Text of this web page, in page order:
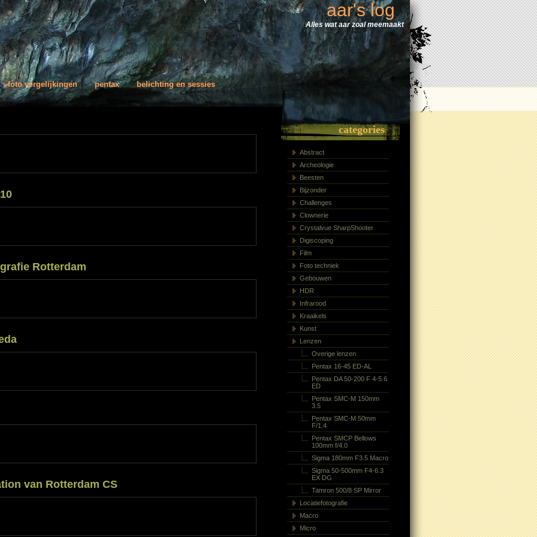
aar's log
Alles wat aar zoal meemaakt
foto vergelijkingen pentax belichting en sessies
Rotterdam
van Rotterdam CS
categories
Abstract
Archeologie
Beesten
Bijzonder
Challenges
Clownerie
Crystalvue SharpShooter
Digiscoping
Film
Foto techniek
Gebouwen
HDR
Infrarood
Kraaikels
Kunst
Lenzen
Overige lenzen
Pentax 16-45 ED-AL
Pentax DA 50-200 F 4-5.6
ED
Pentax SMC-M 150mm
3.5
Pentax SMC-M 50mm
F/1.4
Pentax SMCP Bellows
100mm f/4.0
Sigma 180mm F3.5 Macro
Sigma 50-500mm F4-6.3
EX DG
Tamron 500/8 SP Mirror
Locatiefotografie
Macro
Micro